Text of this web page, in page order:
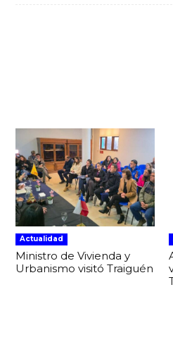
Actualidad
Ministro de Vivienda y
Urbanismo visitó Traiguén